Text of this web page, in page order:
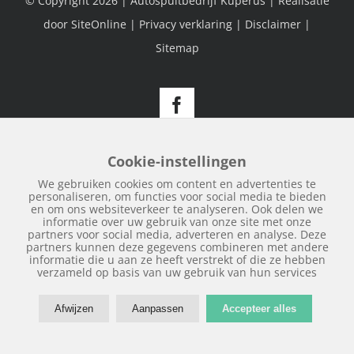
door SiteOnline | Privacy verklaring | Disclaimer |
Sitemap
Facebook
Cookie-instellingen
We gebruiken cookies om content en advertenties te
personaliseren, om functies voor social media te bieden
en om ons websiteverkeer te analyseren. Ook delen we
informatie over uw gebruik van onze site met onze
partners voor social media, adverteren en analyse. Deze
partners kunnen deze gegevens combineren met andere
informatie die u aan ze heeft verstrekt of die ze hebben
verzameld op basis van uw gebruik van hun services
Afwijzen Aanpassen Accepteer alles